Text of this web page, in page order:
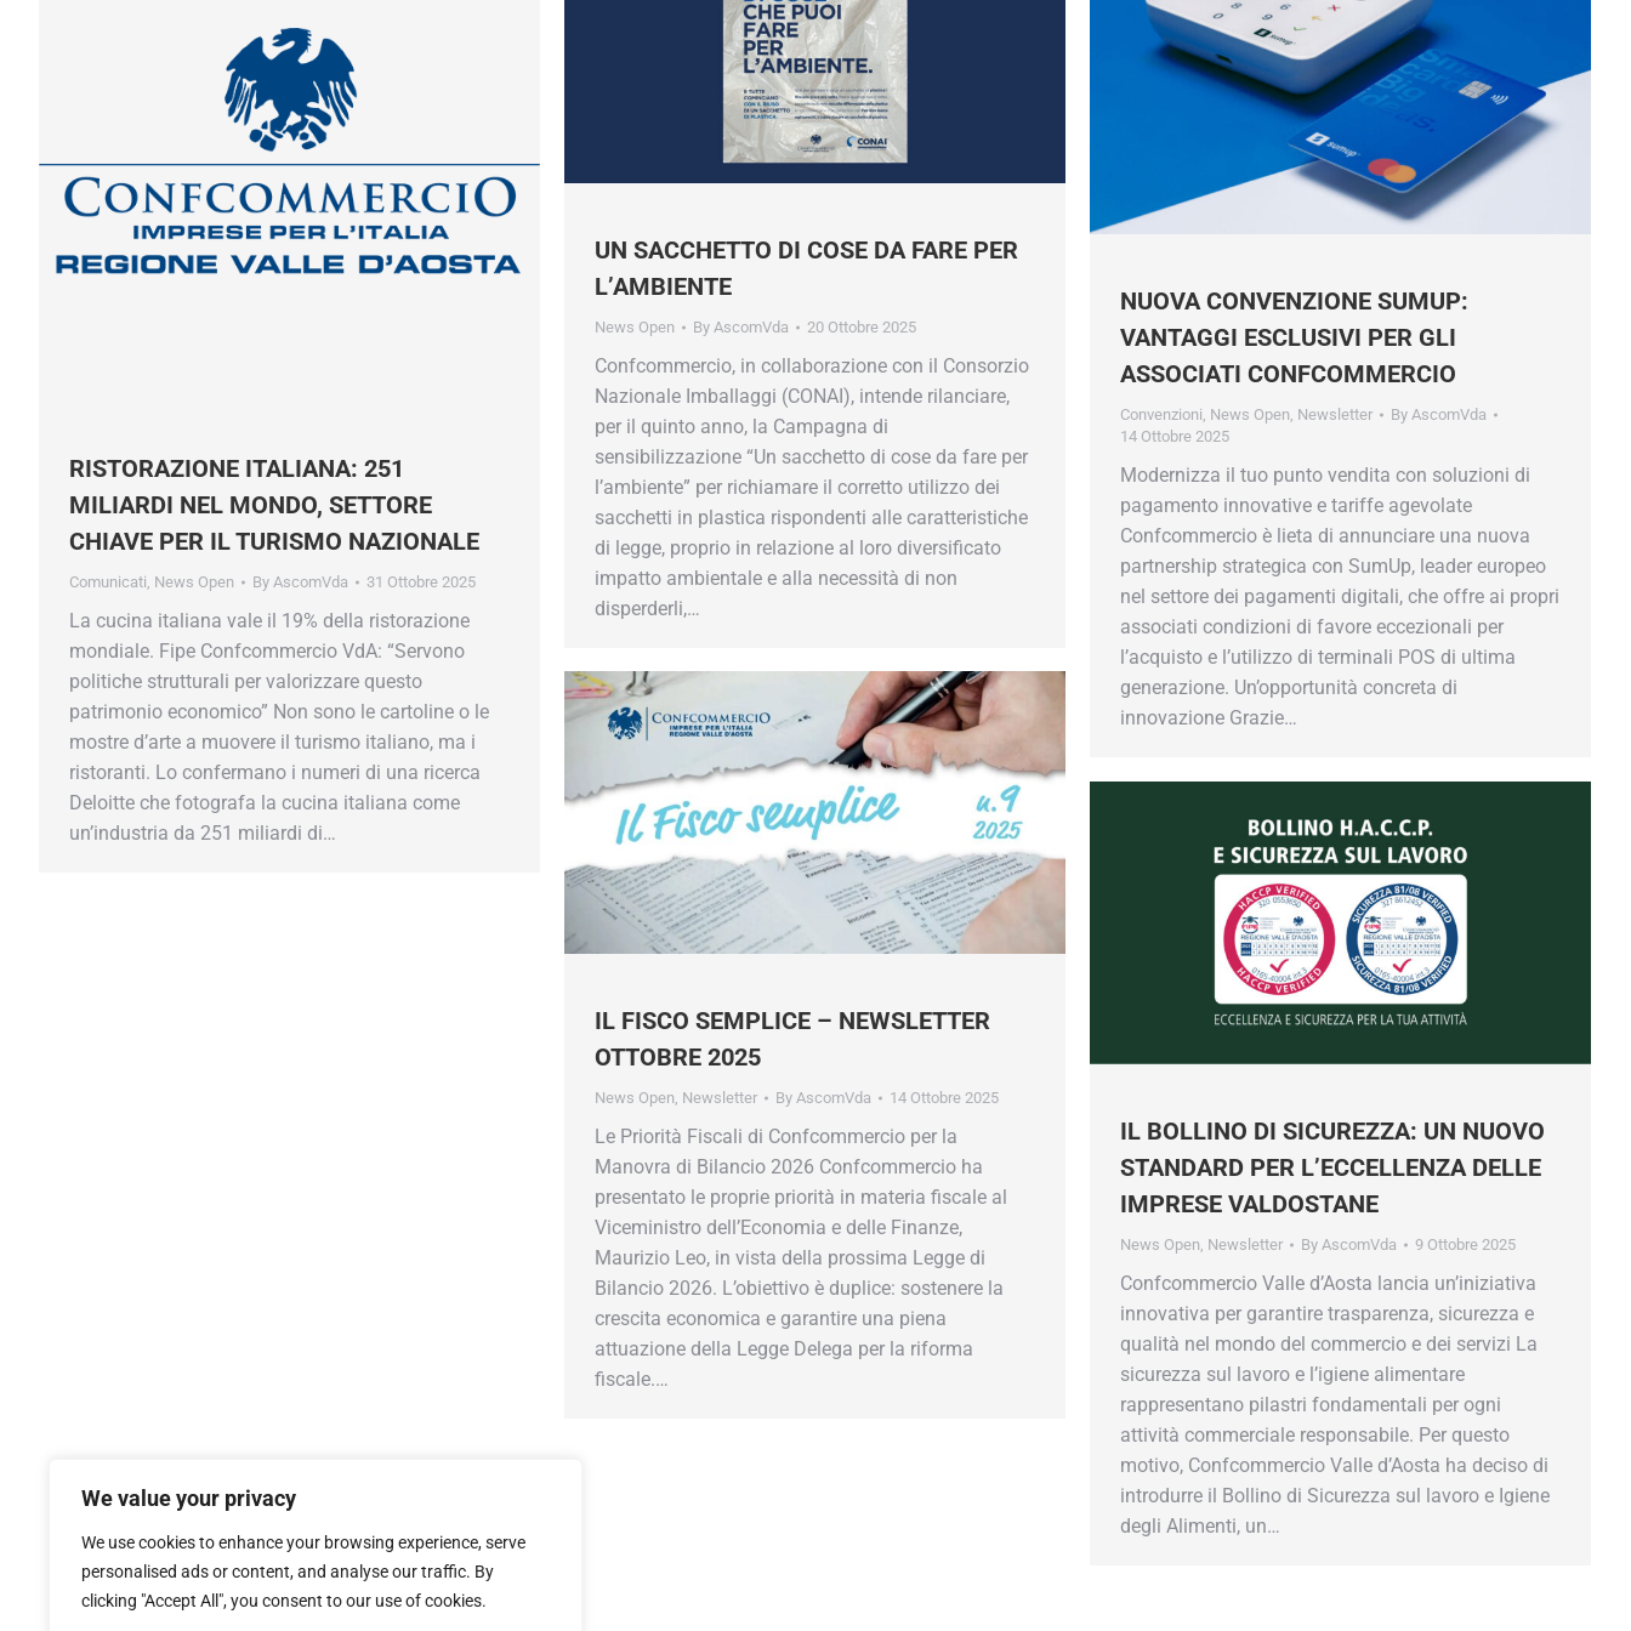
We value your privacy
We use cookies to enhance your browsing experience, serve
personalised ads or content, and analyse our traffic. By
clicking "Accept All", you consent to our use of cookies.
RISTORAZIONE ITALIANA: 251
MILIARDI NEL MONDO, SETTORE
CHIAVE PER IL TURISMO NAZIONALE
Comunicati, News Open By AscomVda 31 Ottobre 2025
La cucina italiana vale il 19% della ristorazione
mondiale. Fipe Confcommercio VdA: “Servono
politiche strutturali per valorizzare questo
patrimonio economico” Non sono le cartoline o le
mostre d’arte a muovere il turismo italiano, ma i
ristoranti. Lo confermano i numeri di una ricerca
Deloitte che fotografa la cucina italiana come
un’industria da 251 miliardi di…
UN SACCHETTO DI COSE DA FARE PER
L’AMBIENTE
News Open By AscomVda 20 Ottobre 2025
Confcommercio, in collaborazione con il Consorzio
Nazionale Imballaggi (CONAI), intende rilanciare,
per il quinto anno, la Campagna di
sensibilizzazione “Un sacchetto di cose da fare per
l’ambiente” per richiamare il corretto utilizzo dei
sacchetti in plastica rispondenti alle caratteristiche
di legge, proprio in relazione al loro diversificato
impatto ambientale e alla necessità di non
disperderli,…
NUOVA CONVENZIONE SUMUP:
VANTAGGI ESCLUSIVI PER GLI
ASSOCIATI CONFCOMMERCIO
Convenzioni, News Open, Newsletter By AscomVda
14 Ottobre 2025
Modernizza il tuo punto vendita con soluzioni di
pagamento innovative e tariffe agevolate
Confcommercio è lieta di annunciare una nuova
partnership strategica con SumUp, leader europeo
nel settore dei pagamenti digitali, che offre ai propri
associati condizioni di favore eccezionali per
l’acquisto e l’utilizzo di terminali POS di ultima
generazione. Un’opportunità concreta di
innovazione Grazie…
IL FISCO SEMPLICE – NEWSLETTER
OTTOBRE 2025
News Open Newsletter By AscomVda 14 Ottobre 2025
Le Priorità Fiscali di Confcommercio per la
Manovra di Bilancio 2026 Confcommercio ha
presentato le proprie priorità in materia fiscale al
Viceministro dell’Economia e delle Finanze,
Maurizio Leo, in vista della prossima Legge di
Bilancio 2026. L’obiettivo è duplice: sostenere la
crescita economica e garantire una piena
attuazione della Legge Delega per la riforma
fiscale.…
IL BOLLINO DI SICUREZZA: UN NUOVO
STANDARD PER L’ECCELLENZA DELLE
IMPRESE VALDOSTANE
News Open Newsletter By AscomVda 9 Ottobre 2025
Confcommercio Valle d’Aosta lancia un’iniziativa
innovativa per garantire trasparenza, sicurezza e
qualità nel mondo del commercio e dei servizi La
sicurezza sul lavoro e l’igiene alimentare
rappresentano pilastri fondamentali per ogni
attività commerciale responsabile. Per questo
motivo, Confcommercio Valle d’Aosta ha deciso di
introdurre il Bollino di Sicurezza sul lavoro e Igiene
degli Alimenti, un…